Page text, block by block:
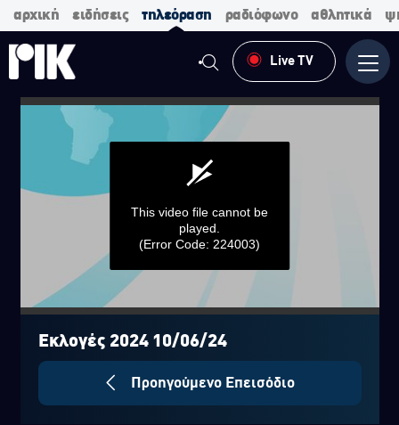
αρχική ειδήσεις τηλεόραση ραδιόφωνο αθλητικά
Live TV
0
seconds
seconds
This video file cannot be
played.
(Error Code: 224003)
Εκλογές 2024 10/06/24
Προηγούμενο Επεισόδιο